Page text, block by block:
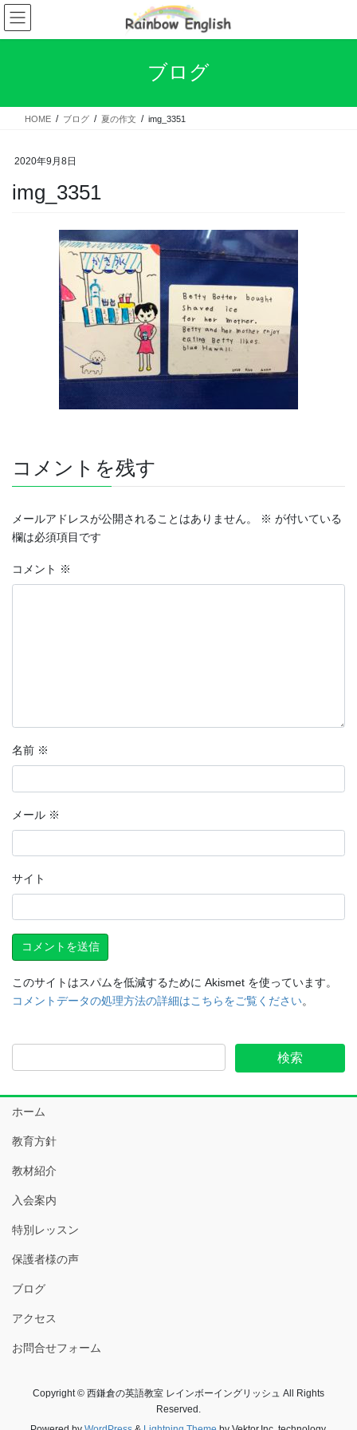
コ
ン
テ
ス
ナ
ビ
ゲ
ン
ブログ
HOME ブログ 夏の作文 img_3351
2020年9月8日
img_3351
コメントを残す
メールアドレスが公開されることはありません。 ※ が付いている
欄は必須項目です
コメント ※
名前 ※
メール ※
サイト
このサイトはスパムを低減するために Akismet を使っています。
コメントデータの処理方法の詳細はこちらをご覧ください。
ホーム
教育方針
教材紹介
入会案内
特別レッスン
保護者様の声
ブログ
アクセス
お問合せフォーム
Copyright © 西鎌倉の英語教室 レインボーイングリッシュ All Rights
Reserved.